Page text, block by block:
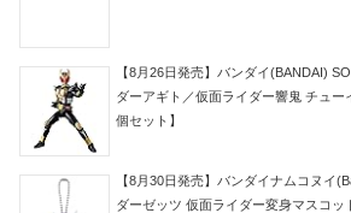
【8月26日発売】バンダイ(BANDAI)
ダーアギト／仮面ライダー響鬼 チュ
個セット】
【8月30日発売】バンダイナムコヌイ
ダーゼッツ 仮面ライダー変身マスコッ